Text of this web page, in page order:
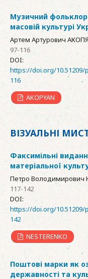
Музичний фольклор
масовій культурі
Артем Артурович
97-116
DOI:
https://doi.org/10.51209/
116
AKOPYAN
ВІЗУАЛЬНІ
Факсимільні
матеріальної
Петро Володимирович
117-142
DOI:
https://doi.org/10.51209/
142
NESTERENKO
Поштові марки як
державності та